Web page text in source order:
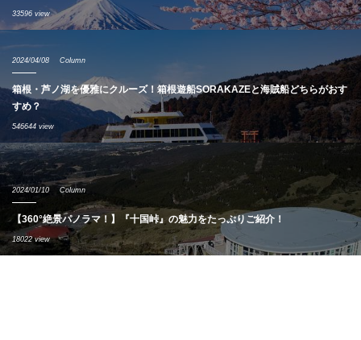
33596 view
2024/04/08 Column
箱根・芦ノ湖を優雅にクルーズ！箱根遊船SORAKAZEと海賊船どちらがおす
すめ？
546644 view
2024/01/10 Column
【360°絶景パノラマ！】『十国峠』の魅力をたっぷりご紹介！
18022 view